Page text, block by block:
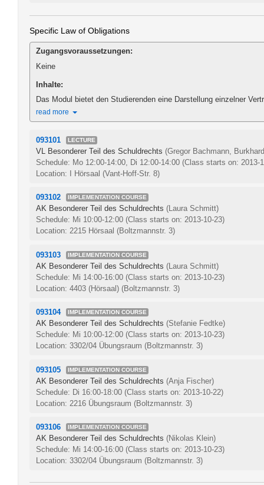
Specific Law of Obligations
Zugangsvoraussetzungen:
Keine
Inhalte:
Das Modul bietet den Studierenden eine Darstellung einzelner
read more
093101 LECTURE
VL Besonderer Teil des Schuldrechts (Gregor Bachmann,
Schedule: Mo 12:00-14:00, Di 12:00-14:00 (Class starts on: 2013-
Location: I Hörsaal (Vant-Hoff-Str. 8)
093102 IMPLEMENTATION COURSE
AK Besonderer Teil des Schuldrechts (Laura Schmitt)
Schedule: Mi 10:00-12:00 (Class starts on: 2013-10-23)
Location: 2215 Hörsaal (Boltzmannstr. 3)
093103 IMPLEMENTATION COURSE
AK Besonderer Teil des Schuldrechts (Laura Schmitt)
Schedule: Mi 14:00-16:00 (Class starts on: 2013-10-23)
Location: 4403 (Hörsaal) (Boltzmannstr. 3)
093104 IMPLEMENTATION COURSE
AK Besonderer Teil des Schuldrechts (Stefanie Fedtke)
Schedule: Mi 10:00-12:00 (Class starts on: 2013-10-23)
Location: 3302/04 Übungsraum (Boltzmannstr. 3)
093105 IMPLEMENTATION COURSE
AK Besonderer Teil des Schuldrechts (Anja Fischer)
Schedule: Di 16:00-18:00 (Class starts on: 2013-10-22)
Location: 2216 Übungsraum (Boltzmannstr. 3)
093106 IMPLEMENTATION COURSE
AK Besonderer Teil des Schuldrechts (Nikolas Klein)
Schedule: Mi 14:00-16:00 (Class starts on: 2013-10-23)
Location: 3302/04 Übungsraum (Boltzmannstr. 3)